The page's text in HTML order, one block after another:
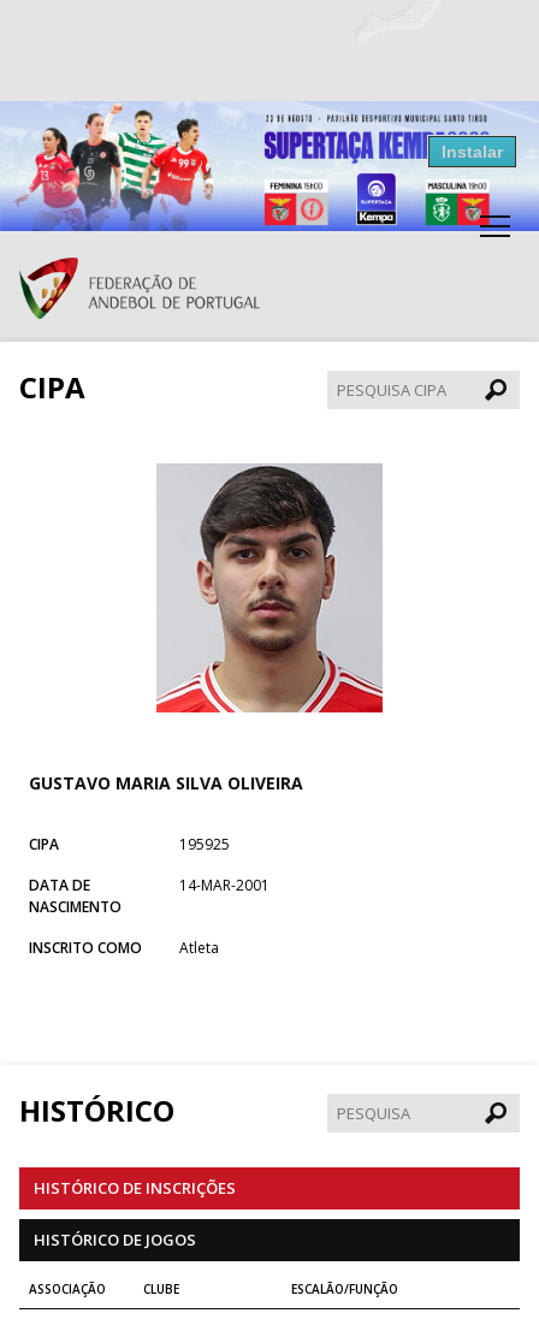
Resultados Andebol
Federação de Andebol de Portugal
Grátis - Disponivel na Play Store
Instalar
CIPA
CIPA
GUSTAVO MARIA SILVA OLIVEIRA
CIPA
195925
DATA DE
NASCIMENTO
14-MAR-2001
INSCRITO COMO Atleta
HISTÓRICO
HISTÓRICO DE INSCRIÇÕES
HISTÓRICO DE JOGOS
ASSOCIAÇÃO CLUBE ESCALÃO/FUNÇÃO